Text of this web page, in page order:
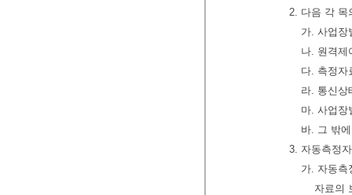
2. 다음 각 목
가. 사업
나. 원격
다. 측정자
라. 통신
마. 사업
바. 그 밖
3. 자동측정
가. 자동측
자료의